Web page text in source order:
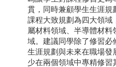
貫，同時兼顧學生生涯規
課程大致規劃為四大領域
屬材料領域、半導體材料
域。建議同學除了修習必
生涯規劃與未來在職場發
少在兩個領域中專精修習